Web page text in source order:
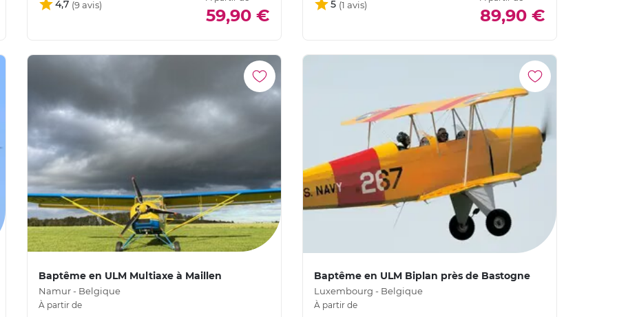
4,7
59,90 €
5
89,90 €
Baptême en ULM Multiaxe à Maillen
Namur - Belgique
À partir de
Baptême en ULM Biplan près de Bastogne
Luxembourg - Belgique
À partir de